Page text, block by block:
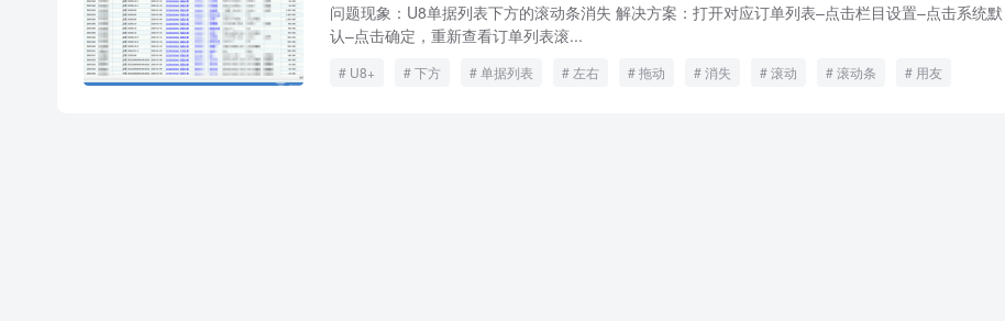
问题现象：U8单据列表下方的滚动条消失 解决方案：打开对应订单列表–点击栏目设置–点击系统默
认–点击确定，重新查看订单列表滚...
U8+ 下方 单据列表 左右 拖动 消失 滚动 滚动条 用友